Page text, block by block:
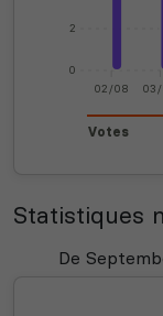
0
2
02/08
Votes
Statistiques